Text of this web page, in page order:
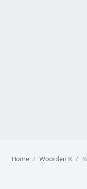
Home Woorden R